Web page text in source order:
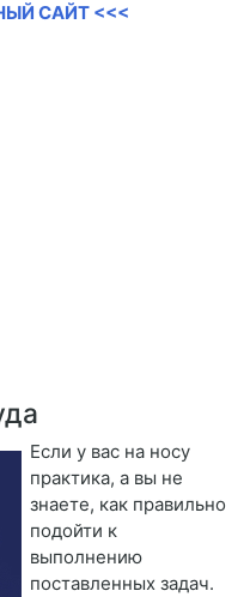
САЙТ <<<
Если у вас на носу
практика, а вы не
знаете, как правильно
подойти к
выполнению
поставленных задач.